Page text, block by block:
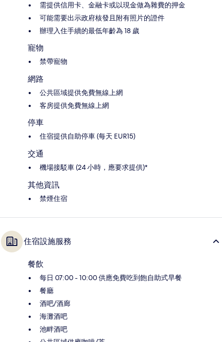
需提供信用卡、金融卡或以現金做為雜費的押金
可能需要出示政府核發且附有照片的證件
辦理入住手續的最低年齡為 18 歲
寵物
禁帶寵物
網路
公共區域提供免費無線上網
客房提供免費無線上網
停車
住宿提供自助停車 (每天 EUR15)
交通
機場接駁車 (24 小時，應要求提供)*
其他資訊
禁煙住宿
住宿設施服務
餐飲
每日 07:00 - 10:00 供應免費吃到飽自助式早餐
餐廳
酒吧/酒廊
海灘酒吧
池畔酒吧